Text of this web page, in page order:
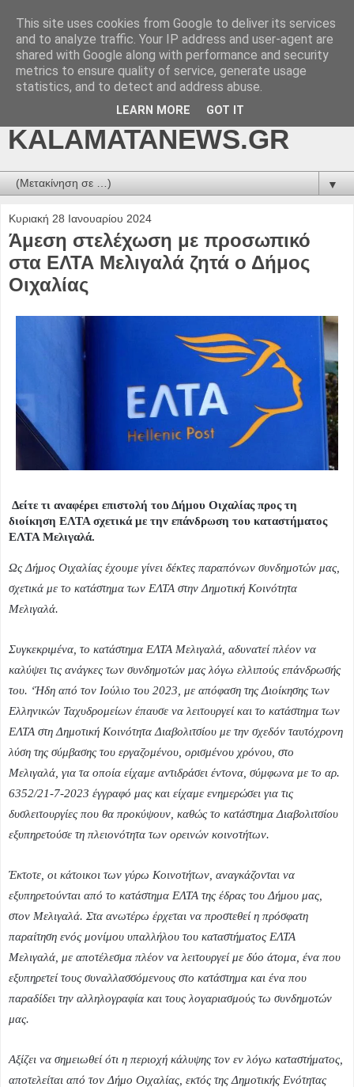
kalamatanews.gr -
ΜΕΣΣΗΝΙΑΚΑ ΝΕΑ
ONLINE-
KALAMATANEWS.GR
▼
Κυριακή 28 Ιανουαρίου 2024
Άμεση στελέχωση με προσωπικό
στα ΕΛΤΑ Μελιγαλά ζητά ο Δήμος
Οιχαλίας
Δείτε τι αναφέρει επιστολή του Δήμου Οιχαλίας προς τη
διοίκηση ΕΛΤΑ σχετικά με την επάνδρωση του καταστήματος
ΕΛΤΑ Μελιγαλά.
Ως Δήμος Οιχαλίας έχουμε γίνει δέκτες παραπόνων συνδημοτών μας,
σχετικά με το κατάστημα των ΕΛΤΑ στην Δημοτική Κοινότητα
Μελιγαλά.
Συγκεκριμένα, το κατάστημα ΕΛΤΑ Μελιγαλά, αδυνατεί πλέον να
καλύψει τις ανάγκες των συνδημοτών μας λόγω ελλιπούς επάνδρωσής
του. ‘Ήδη από τον Ιούλιο του 2023, με απόφαση της Διοίκησης των
Ελληνικών Ταχυδρομείων έπαυσε να λειτουργεί και το κατάστημα των
ΕΛΤΑ στη Δημοτική Κοινότητα Διαβολιτσίου με την σχεδόν ταυτόχρονη
λύση της σύμβασης του εργαζομένου, ορισμένου χρόνου, στο
Μελιγαλά, για τα οποία είχαμε αντιδράσει έντονα, σύμφωνα με το αρ.
6352/21-7-2023 έγγραφό μας και είχαμε ενημερώσει για τις
δυσλειτουργίες που θα προκύψουν, καθώς το κατάστημα Διαβολιτσίου
εξυπηρετούσε τη πλειονότητα των ορεινών κοινοτήτων.
Έκτοτε, οι κάτοικοι των γύρω Κοινοτήτων, αναγκάζονται να
εξυπηρετούνται από το κατάστημα ΕΛΤΑ της έδρας του Δήμου μας,
στον Μελιγαλά. Στα ανωτέρω έρχεται να προστεθεί η πρόσφατη
παραίτηση ενός μονίμου υπαλλήλου του καταστήματος ΕΛΤΑ
Μελιγαλά, με αποτέλεσμα πλέον να λειτουργεί με δύο άτομα, ένα που
εξυπηρετεί τους συναλλασσόμενους στο κατάστημα και ένα που
παραδίδει την αλληλογραφία και τους λογαριασμούς τω συνδημοτών
μας.
Αξίζει να σημειωθεί ότι η περιοχή κάλυψης τον εν λόγω καταστήματος,
αποτελείται από τον Δήμο Οιχαλίας, εκτός της Δημοτικής Ενότητας
This site uses cookies from Google to deliver its services
and to analyze traffic. Your IP address and user-agent are
shared with Google along with performance and security
metrics to ensure quality of service, generate usage
statistics, and to detect and address abuse.
LEARN MORE GOT IT